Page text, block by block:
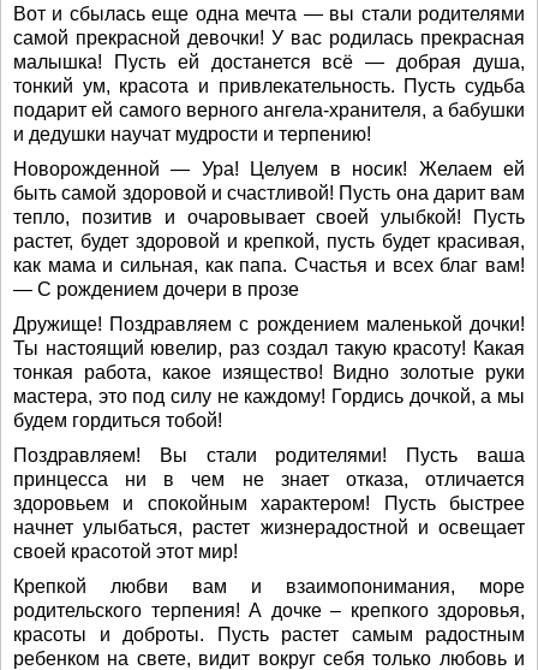
Вот и сбылась еще одна мечта — вы стали родителями
самой прекрасной девочки! У вас родилась прекрасная
малышка! Пусть ей достанется всё — добрая душа,
тонкий ум, красота и привлекательность. Пусть судьба
подарит ей самого верного ангела-хранителя, а бабушки
и дедушки научат мудрости и терпению!
Новорожденной — Ура! Целуем в носик! Желаем ей
быть самой здоровой и счастливой! Пусть она дарит вам
тепло, позитив и очаровывает своей улыбкой! Пусть
растет, будет здоровой и крепкой, пусть будет красивая,
как мама и сильная, как папа. Счастья и всех благ вам!
— С рождением дочери в прозе
Дружище! Поздравляем с рождением маленькой дочки!
Ты настоящий ювелир, раз создал такую красоту! Какая
тонкая работа, какое изящество! Видно золотые руки
мастера, это под силу не каждому! Гордись дочкой, а мы
будем гордиться тобой!
Поздравляем! Вы стали родителями! Пусть ваша
принцесса ни в чем не знает отказа, отличается
здоровьем и спокойным характером! Пусть быстрее
начнет улыбаться, растет жизнерадостной и освещает
своей красотой этот мир!
Крепкой любви вам и взаимопонимания, море
родительского терпения! А дочке – крепкого здоровья,
красоты и доброты. Пусть растет самым радостным
ребенком на свете, видит вокруг себя только любовь и